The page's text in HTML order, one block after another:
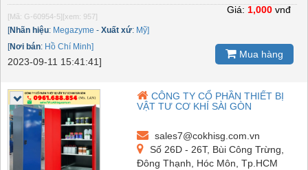
[Mã: G-60954-5] [xem: 957]
[Nhãn hiệu: Megazyme - Xuất xứ: Mỹ]
[Nơi bán: Hồ Chí Minh]
2023-09-11 15:41:41]
Giá: 1,000 vnđ
Mua hàng
CÔNG TY CỔ PHẦN THIẾT BỊ
VẬT TƯ CƠ KHÍ SÀI GÒN
sales7@cokhisg.com.vn
Số 26D - 26T, Bùi Công Trừng,
Đông Thạnh, Hóc Môn, Tp.HCM